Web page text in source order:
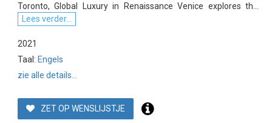
Toronto, Global Luxury in Renaissance Venice explores th...
Lees verder...
2021
Taal: Engels
zie alle details...
ZET OP WENSLIJSTJE